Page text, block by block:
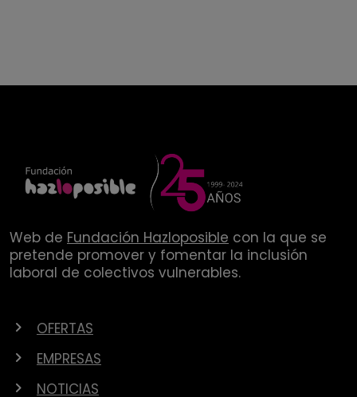
Web de Fundación Hazloposible con la que se
pretende promover y fomentar la inclusión
laboral de colectivos vulnerables.
OFERTAS
EMPRESAS
NOTICIAS